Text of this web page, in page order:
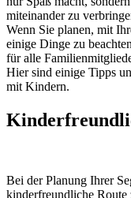
miteinander zu
Wenn Sie planen, mit
einige Dinge zu
für alle
Hier sind einige Tipps
mit Kindern.
Bei der Planung Ihrer
kinderfreundliche Route